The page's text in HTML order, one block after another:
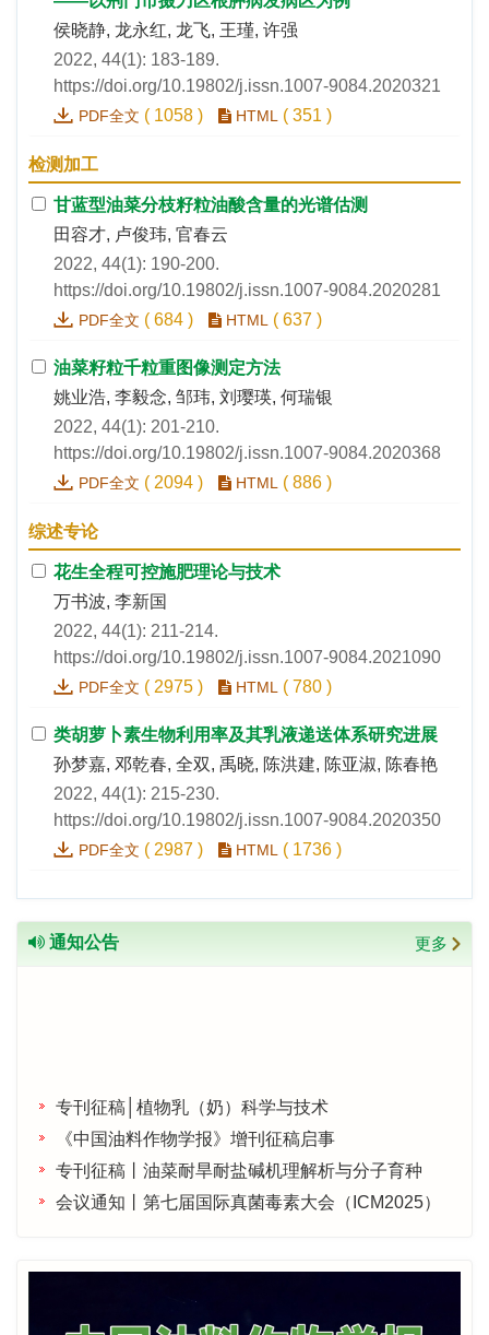
侯晓静, 龙永红, 龙飞, 王瑾, 许强
2022, 44(1): 183-189.
https://doi.org/10.19802/j.issn.1007-9084.2020321
PDF全文 ( 1058 ) HTML ( 351 )
检测加工
甘蓝型油菜分枝籽粒油酸含量的光谱估测
田容才, 卢俊玮, 官春云
2022, 44(1): 190-200.
https://doi.org/10.19802/j.issn.1007-9084.2020281
PDF全文 ( 684 ) HTML ( 637 )
油菜籽粒千粒重图像测定方法
姚业浩, 李毅念, 邹玮, 刘璎瑛, 何瑞银
2022, 44(1): 201-210.
https://doi.org/10.19802/j.issn.1007-9084.2020368
PDF全文 ( 2094 ) HTML ( 886 )
综述专论
花生全程可控施肥理论与技术
万书波, 李新国
2022, 44(1): 211-214.
https://doi.org/10.19802/j.issn.1007-9084.2021090
PDF全文 ( 2975 ) HTML ( 780 )
类胡萝卜素生物利用率及其乳液递送体系研究进展
孙梦嘉, 邓乾春, 全双, 禹晓, 陈洪建, 陈亚淑, 陈春艳
2022, 44(1): 215-230.
https://doi.org/10.19802/j.issn.1007-9084.2020350
PDF全文 ( 2987 ) HTML ( 1736 )
通知公告 更多
《中国油料作物学报》增刊征稿启事